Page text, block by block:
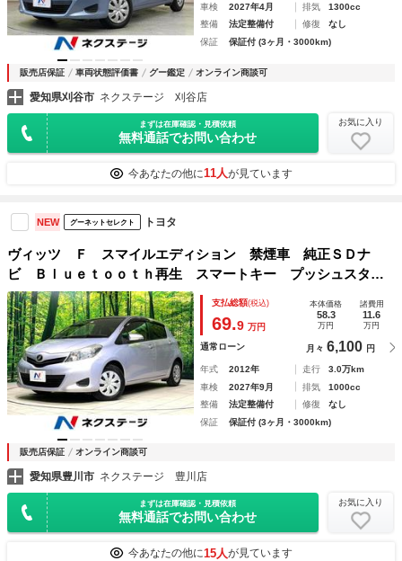
車検
2027年4月 排気
1300cc
整備
法定整備付 修復
なし
保証
保証付 (3ヶ月・3000km)
販売店保証 車両状態評価書 グー鑑定 オンライン商談可
愛知県刈谷市 ネクステージ 刈谷店
まずは在庫確認・見積依頼
無料通話でお問い合わせ
お気に入り
今あなたの他に11人が見ています
NEW グーネットセレクト トヨタ
ヴィッツ Ｆ スマイルエディション 禁煙車 純正ＳＤナ
ビ Ｂｌｕｅｔｏｏｔｈ再生 スマートキー プッシュスター
ト スペアタイヤ シートリフター シートアンダートレー
ドアミラーウインカー バニティミラー 電動格納ミラー
支払総額(税込)
69.9 万円
本体価格
58.3
万円
諸費用
11.6
万円
通常ローン 月々 6,100 円
年式 2012年 走行
3.0万km
車検
2027年9月 排気
1000cc
整備
法定整備付 修復
なし
保証
保証付 (3ヶ月・3000km)
販売店保証 オンライン商談可
愛知県豊川市 ネクステージ 豊川店
まずは在庫確認・見積依頼
無料通話でお問い合わせ
お気に入り
今あなたの他に15人が見ています